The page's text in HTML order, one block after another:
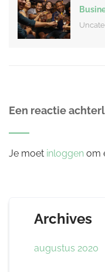
Een reactie
Je moet inloggen om
Archives
augustus 2020